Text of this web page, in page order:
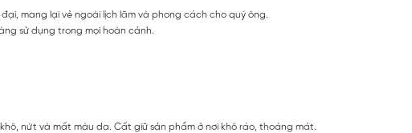
mang lại vẻ ngoài lịch lãm và phong cách cho quý ông.
sử dụng trong mọi hoàn cảnh.
nứt và mất màu da. Cất giữ sản phẩm ở nơi khô ráo, thoáng mát.